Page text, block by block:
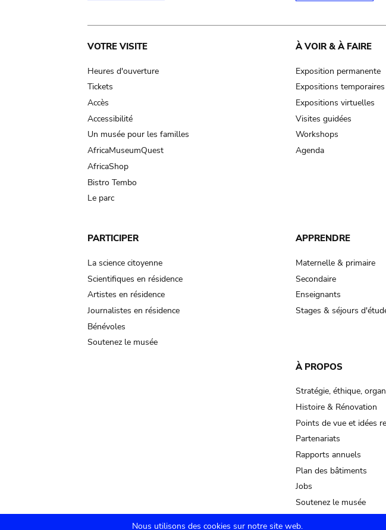
Main
navigation
VOTRE VISITE
Heures d'ouverture
Tickets
Accès
Accessibilité
Un musée pour les familles
AfricaMuseumQuest
AfricaShop
Bistro Tembo
Le parc
À VOIR & À FAIRE
Exposition permanente
Expositions temporaires
Expositions virtuelles
Visites guidées
Workshops
Agenda
PARTICIPER
La science citoyenne
Scientifiques en résidence
Artistes en résidence
Journalistes en résidence
Bénévoles
Soutenez le musée
APPRENDRE
Maternelle & primaire
Secondaire
Enseignants
Stages & séjours
À PROPOS
Stratégie, éthique,
Histoire & Rénovation
Points de vue et idées
Partenariats
Rapports annuels
Plan des bâtiments
Jobs
Soutenez le musée
Nous utilisons des cookies sur notre site web.